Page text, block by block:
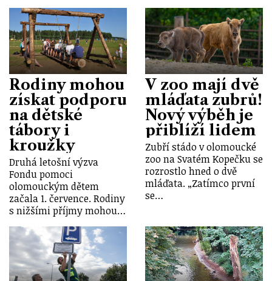
Rodiny mohou
získat podporu
na dětské
tábory i
kroužky
Druhá letošní výzva
Fondu pomoci
olomouckým dětem
začala 1. července. Rodiny
s nižšími příjmy mohou…
V zoo mají dvě
mláďata zubrů!
Nový výběh je
přiblíží lidem
Zubří stádo v olomoucké
zoo na Svatém Kopečku se
rozrostlo hned o dvě
mláďata. „Zatímco první
se…